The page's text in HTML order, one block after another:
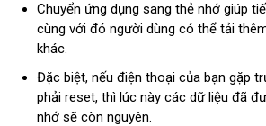
Chuyển ứng dụng sang thẻ nhớ giúp
cùng với đó người dùng có thể tải
khác.
Đặc biệt, nếu điện thoại của bạn gặp
phải reset, thì lúc này các dữ liệu đã
nhớ sẽ còn nguyên.